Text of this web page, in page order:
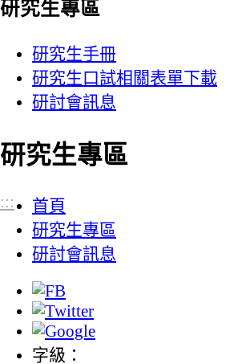
研究生專區
研究生手冊
研究生口試相關表單下載
研討會訊息
研究生專區
:::
首頁
研究生專區
研討會訊息
字級：